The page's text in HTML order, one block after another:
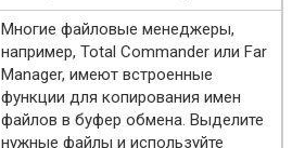
Многие файловые менеджеры,
например, Total Commander или Far
Manager, имеют встроенные
функции для копирования имен
файлов в буфер обмена. Выделите
нужные файлы и используйте